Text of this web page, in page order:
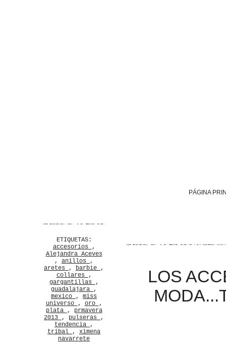
PÁGINA
LOS
ETIQUETAS:
accesorios
,
Alejandra Aceves
, anillos ,
aretes , barbie ,
collares
,
gargantillas
,
guadalajara ,
mexico , miss
universo , oro ,
plata ,
prmavera
2013 , pulseras ,
tendencia ,
tribal , ximena
navarrete